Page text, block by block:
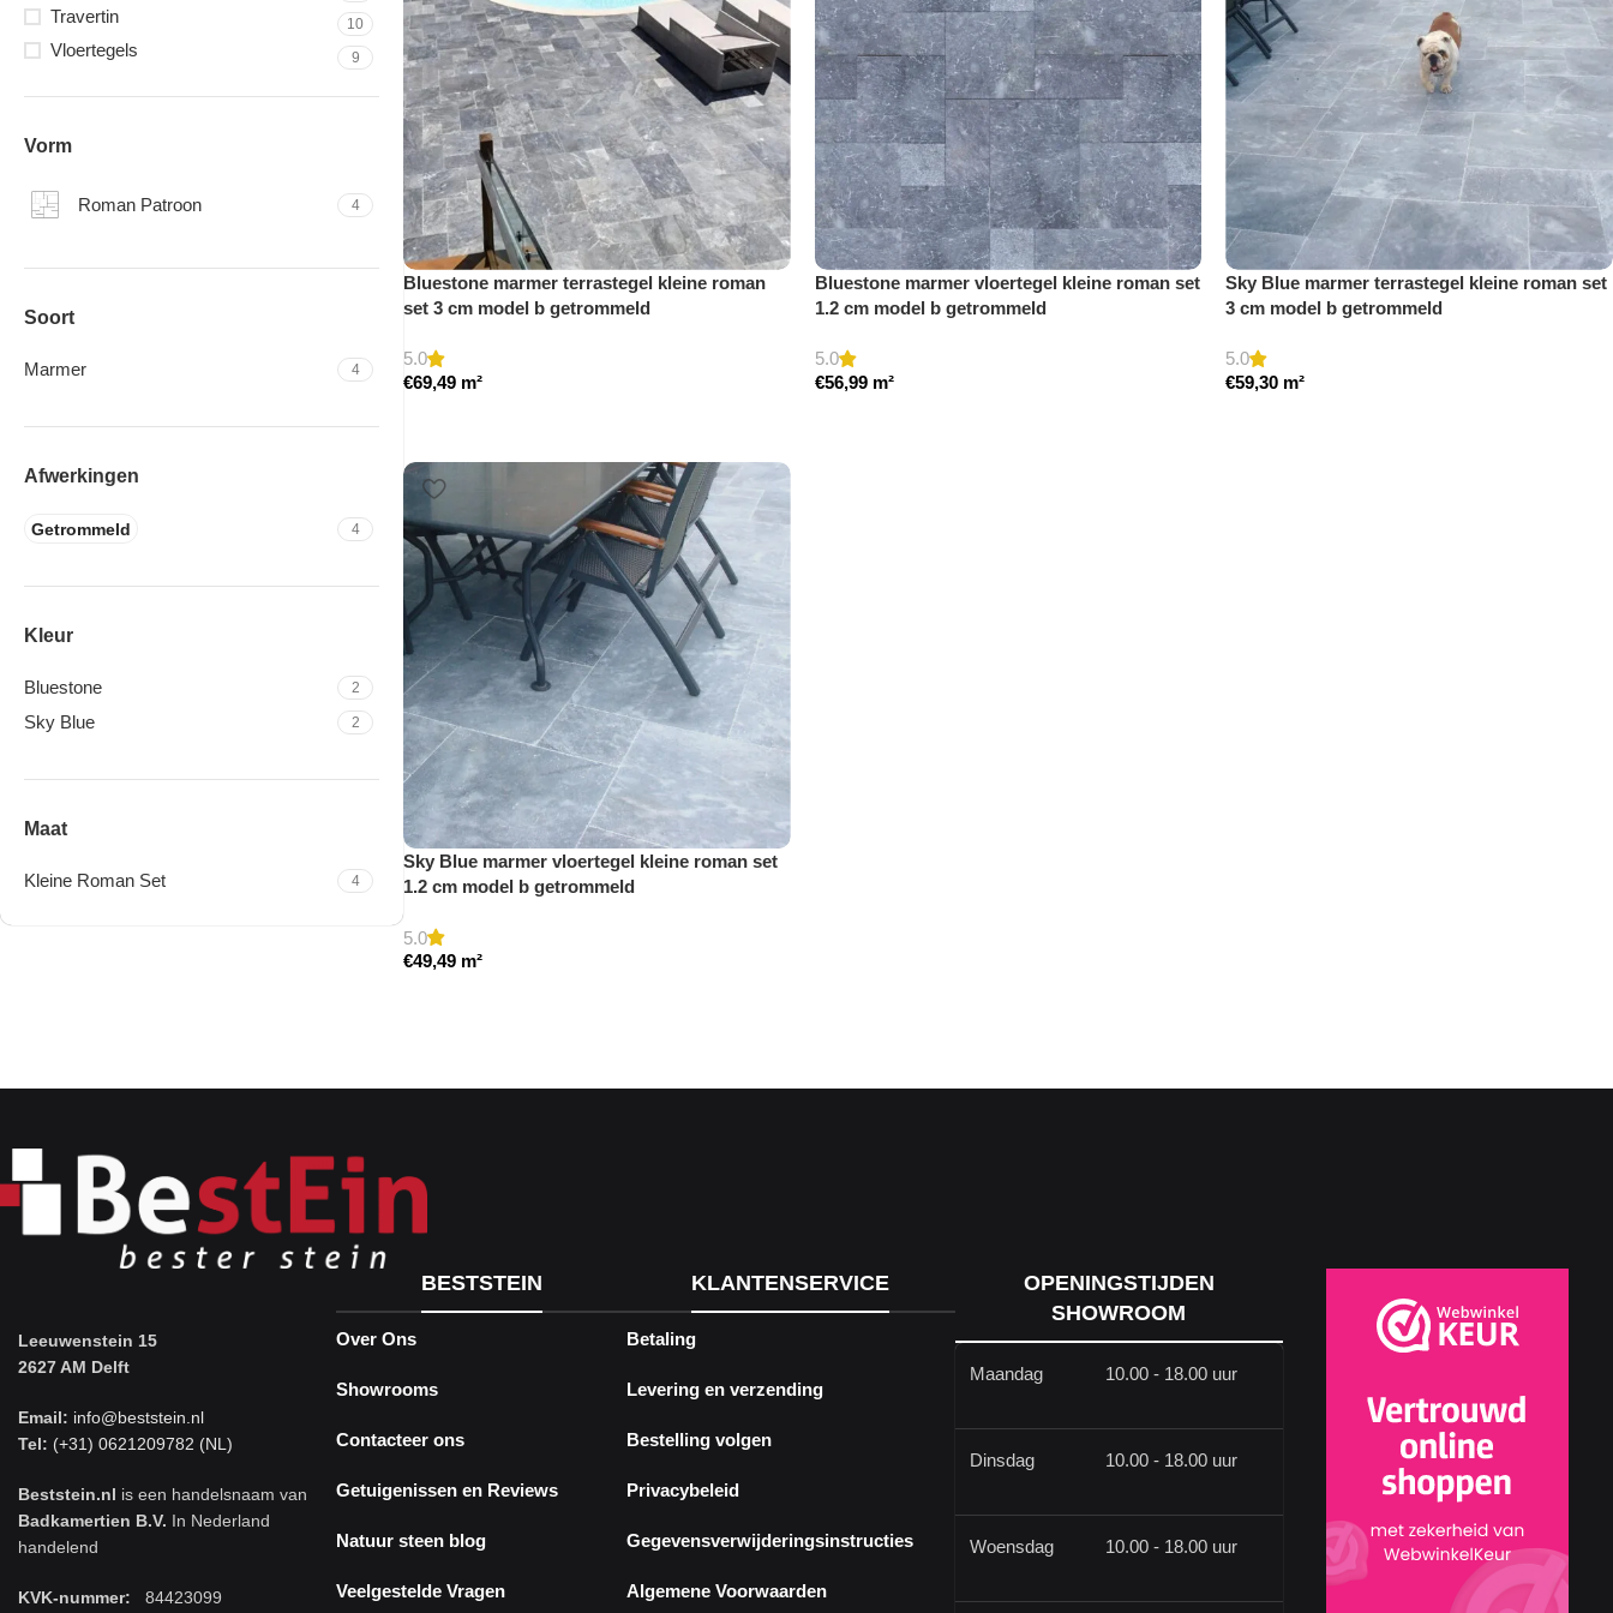
Travertin 10
Vloertegels 9
Vorm
Roman Patroon 4
Soort
Marmer 4
Afwerkingen
Getrommeld 4
Kleur
Bluestone 2
Sky Blue 2
Maat
Kleine Roman Set 4
Bluestone marmer terrastegel kleine roman
set 3 cm model b getrommeld
5.0
€69,49 m²
Bluestone marmer vloertegel kleine roman set
1.2 cm model b getrommeld
5.0
€56,99 m²
Sky Blue marmer terrastegel kleine roman set
3 cm model b getrommeld
5.0
€59,30 m²
Sky Blue marmer vloertegel kleine roman set
1.2 cm model b getrommeld
5.0
€49,49 m²
Leeuwenstein 15
2627 AM Delft
Email: info@beststein.nl
Tel: (+31) 0621209782 (NL)
Beststein.nl is een handelsnaam van
Badkamertien B.V. In Nederland
handelend
KVK-nummer: 84423099
BESTSTEIN
Over Ons
Showrooms
Contacteer ons
Getuigenissen en Reviews
Natuur steen blog
Veelgestelde Vragen
KLANTENSERVICE
Betaling
Levering en verzending
Bestelling volgen
Privacybeleid
Gegevensverwijderingsinstructies
Algemene Voorwaarden
OPENINGSTIJDEN
SHOWROOM
Maandag 10.00 - 18.00 uur
Dinsdag 10.00 - 18.00 uur
Woensdag 10.00 - 18.00 uur